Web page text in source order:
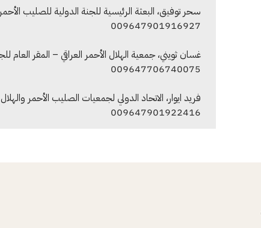
سحر توفيق، البعثة الرئيسية للجنة الدولية للصليب
009647901916927
غسان ثويني، جمعية الهلال الأحمر العراقي – المقر العام
009647706740075
فريد ايوار، الاتحاد الدولي لجمعيات الصليب الأحمر
009647901922416